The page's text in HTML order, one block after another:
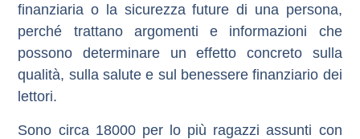
finanziaria o la sicurezza future di una persona,
perché trattano argomenti e informazioni che
possono determinare uneffetto concretosulla
qualità, sulla salute e sul benessere finanziario dei
lettori.
Sono circa 18000 per lo più ragazzi assunti con